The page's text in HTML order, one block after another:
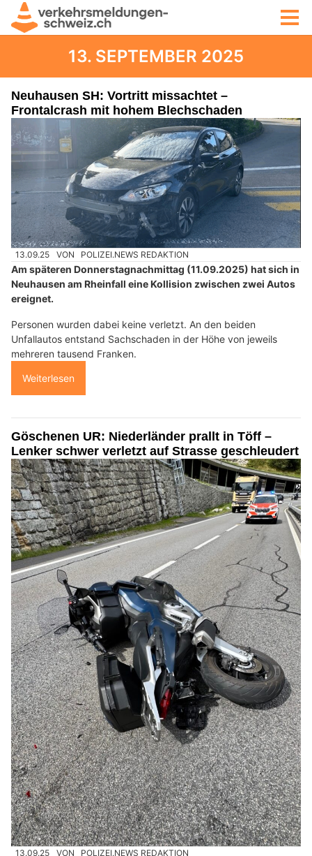
13. SEPTEMBER 2025
Neuhausen SH: Vortritt missachtet –
Frontalcrash mit hohem Blechschaden
13.09.25 VON POLIZEI.NEWS REDAKTION
Am späteren Donnerstagnachmittag (11.09.2025) hat sich in
Neuhausen am Rheinfall eine Kollision zwischen zwei Autos
ereignet.
Personen wurden dabei keine verletzt. An den beiden
Unfallautos entstand Sachschaden in der Höhe von jeweils
mehreren tausend Franken.
Weiterlesen
Göschenen UR: Niederländer prallt in Töff –
Lenker schwer verletzt auf Strasse geschleudert
13.09.25 VON POLIZEI.NEWS REDAKTION